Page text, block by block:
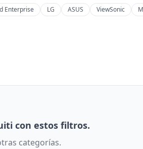
Enterprise LG ASUS ViewSonic
con estos filtros.
categorías.